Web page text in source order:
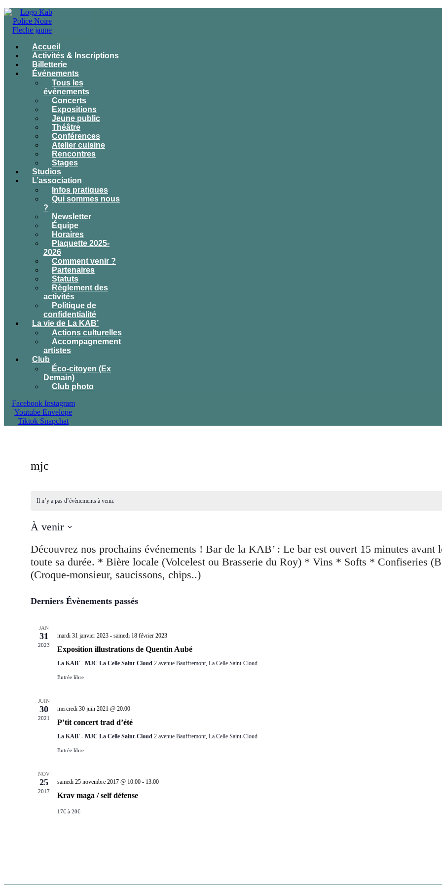
Accueil
Activités & Inscriptions
Billetterie
Événements
Tous les
événements
Concerts
Expositions
Jeune public
Théâtre
Conférences
Atelier cuisine
Rencontres
Stages
Studios
L’association
Infos pratiques
Qui sommes nous
?
Newsletter
Équipe
Horaires
Plaquette 2025-
2026
Comment venir ?
Partenaires
Statuts
Règlement des
activités
Politique de
confidentialité
La vie de La KAB’
Actions culturelles
Accompagnement
artistes
Club
Éco-citoyen (Ex
Demain)
Club photo
Facebook Instagram
Youtube Envelope
Tiktok Snapchat
mjc
Il n’y a pas d’évènements à venir.
À venir
une
Derniers Évènements passés
JAN
31
2023
mardi 31 janvier 2023- samedi 18 février 2023
Exposition illustrations de Quentin Aubé
La KAB' - MJC La Celle Saint-Cloud 2 avenue Bauffremont, La Celle Saint-Cloud
Entrée libre
JUIN
30
2021
mercredi 30 juin 2021 @ 20:00
P’tit concert trad d’été
La KAB' - MJC La Celle Saint-Cloud 2 avenue Bauffremont, La Celle Saint-Cloud
Entrée libre
NOV
25
2017
samedi 25 novembre 2017 @ 10:00- 13:00
Krav maga / self défense
17€ à 20€